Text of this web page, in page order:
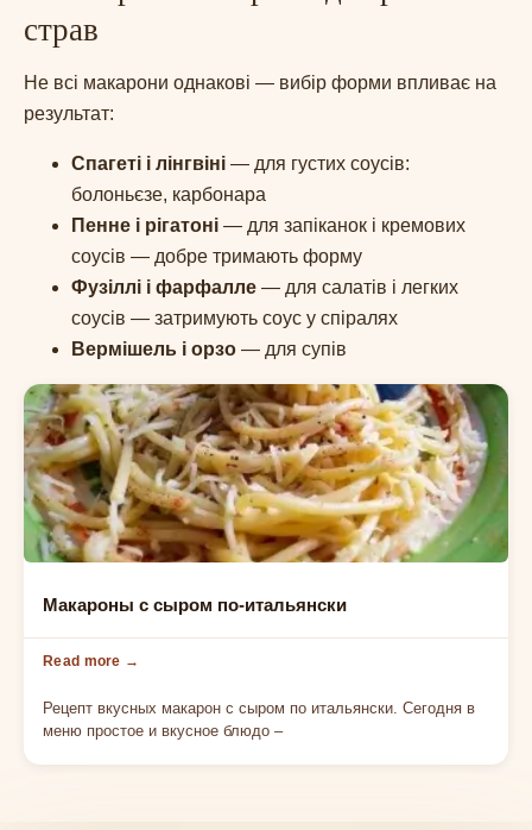
страв
Не всі макарони однакові — вибір форми впливає на
результат:
Спагеті і лінгвіні — для густих соусів:
болоньєзе, карбонара
Пенне і рігатоні — для запіканок і кремових
соусів — добре тримають форму
Фузіллі і фарфалле — для салатів і легких
соусів — затримують соус у спіралях
Вермішель і орзо — для супів
МАКАРОНИ ТА ПАСТА — РЕЦЕПТИ
Макароны с сыром по-итальянски
Рецепт вкусных макарон с сыром по итальянски. Сегодня в
меню простое и вкусное блюдо –